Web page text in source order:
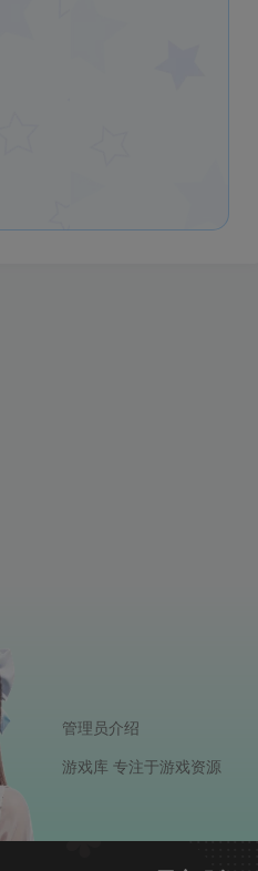
管理员介绍
游戏库 专注于游戏资源